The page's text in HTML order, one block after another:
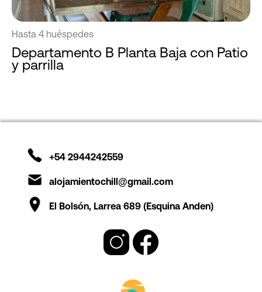
Hasta 4 huéspedes
Departamento B Planta Baja con Patio
y parrilla
+54 2944242559
alojamientochill@gmail.com
El Bolsón, Larrea 689 (Esquina Anden)